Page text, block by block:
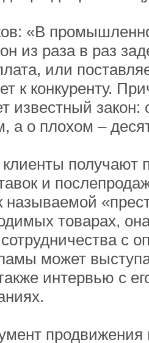
«В
из раза в раз
или
к конкуренту.
известный
а о плохом –
получают
и
называемой
товарах,
с
может
интервью с